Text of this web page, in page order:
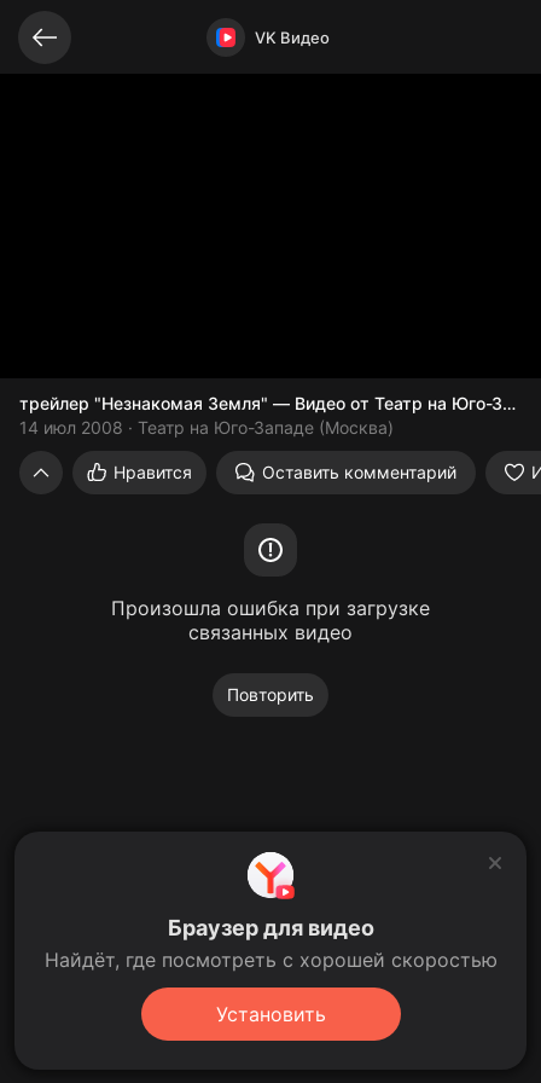
Видео открыто VK Видео
трейлер "Незнакомая Земля" — Видео от Театр на Юго-
14 июл 2008 Театр на Юго-Западе (Москва)
Нравится Оставить комментарий
Произошла ошибка при загрузке
связанных видео
Повторить
Браузер для видео
Найдёт, где посмотреть с хорошей скоростью
Установить